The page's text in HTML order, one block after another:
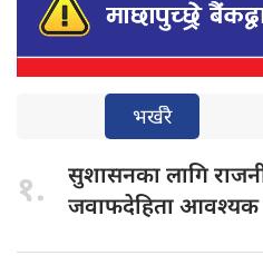
भर्खरै
१. सुशासनका लागि
जवाफदेहिता आवश्यक